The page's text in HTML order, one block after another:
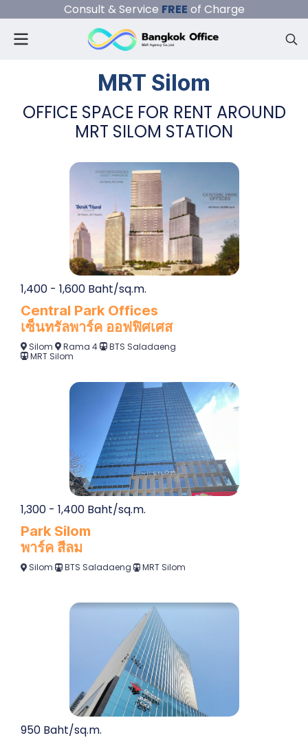
Consult & Service FREE of Charge
MRT Silom
OFFICE SPACE FOR RENT AROUND
MRT SILOM STATION
1,400 - 1,600 Baht/sq.m.
Central Park Offices
เซ็นทรัลพาร์ค ออฟฟิศเศส
Silom Rama 4
BTS Saladaeng
MRT Silom
1,300 - 1,400 Baht/sq.m.
Park Silom
พาร์ค สีลม
Silom BTS Saladaeng MRT Silom
950 Baht/sq.m.